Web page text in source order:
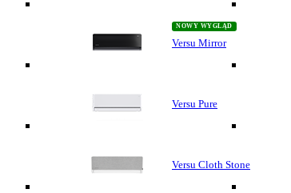
Versu Mirror
Versu Pure
Versu Cloth Stone